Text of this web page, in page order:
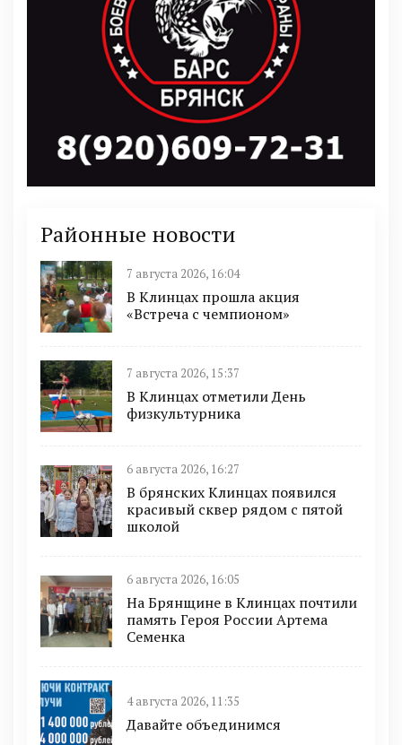
Районные новости
7 августа 2026, 16:04
В Клинцах прошла акция
«Встреча с чемпионом»
7 августа 2026, 15:37
В Клинцах отметили День
физкультурника
6 августа 2026, 16:27
В брянских Клинцах появился
красивый сквер рядом с пятой
школой
6 августа 2026, 16:05
На Брянщине в Клинцах почтили
память Героя России Артема
Семенка
4 августа 2026, 11:35
Давайте объединимся